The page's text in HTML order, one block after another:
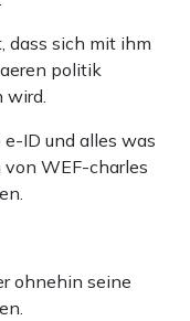
dass sich mit ihm
politik
wird.
ID und alles was
WEF-charles
ohnehin seine